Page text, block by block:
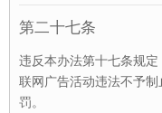
第二十七条
违反本办法第十七条规
联网广告活动违法不予
罚。